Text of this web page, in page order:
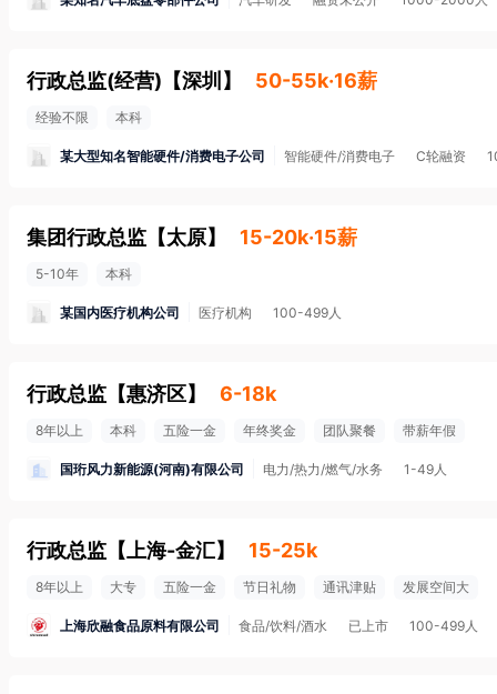
行政总监(经营) 【深圳 】 50-55k·16薪
经验不限 本科
某大型知名智能硬件/消费电子公司 智能硬件/消费电子 C轮融资
集团行政总监 【太原】 15-20k·15薪
5-10年 本科
某国内医疗机构公司 医疗机构 100-499人
行政总监 【惠济区】 6-18k
8年以上 本科 五险一金 年终奖金 团队聚餐 带薪年假
国珩风力新能源(河南)有限公司 电力/热力/燃气/水务 1-49人
行政总监 【 上海-金汇】 15-25k
8年以上 大专 五险一金 节日礼物 通讯津贴 发展空间大
上海欣融食品原料有限公司 食品/饮料/酒水 已上市 100-499人